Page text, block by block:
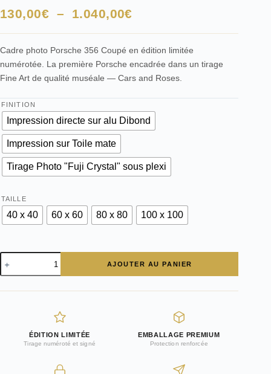
130,00€ – 1.040,00€Plage
130,00€
à
1.040,00€
Cadre photo Porsche 356 Coupé en édition limitée
numérotée. La première Porsche encadrée dans un tirage
Fine Art de qualité muséale — Cars and Roses.
FINITION
Impression directe sur alu Dibond
Impression sur Toile mate
Tirage Photo "Fuji Crystal" sous plexi
TAILLE
40 x 40 60 x 60 80 x 80 100 x 100
quantité
de
Cadre
AJOUTER AU PANIER
ÉDITION LIMITÉE
Tirage numéroté et signé
EMBALLAGE PREMIUM
Protection renforcée